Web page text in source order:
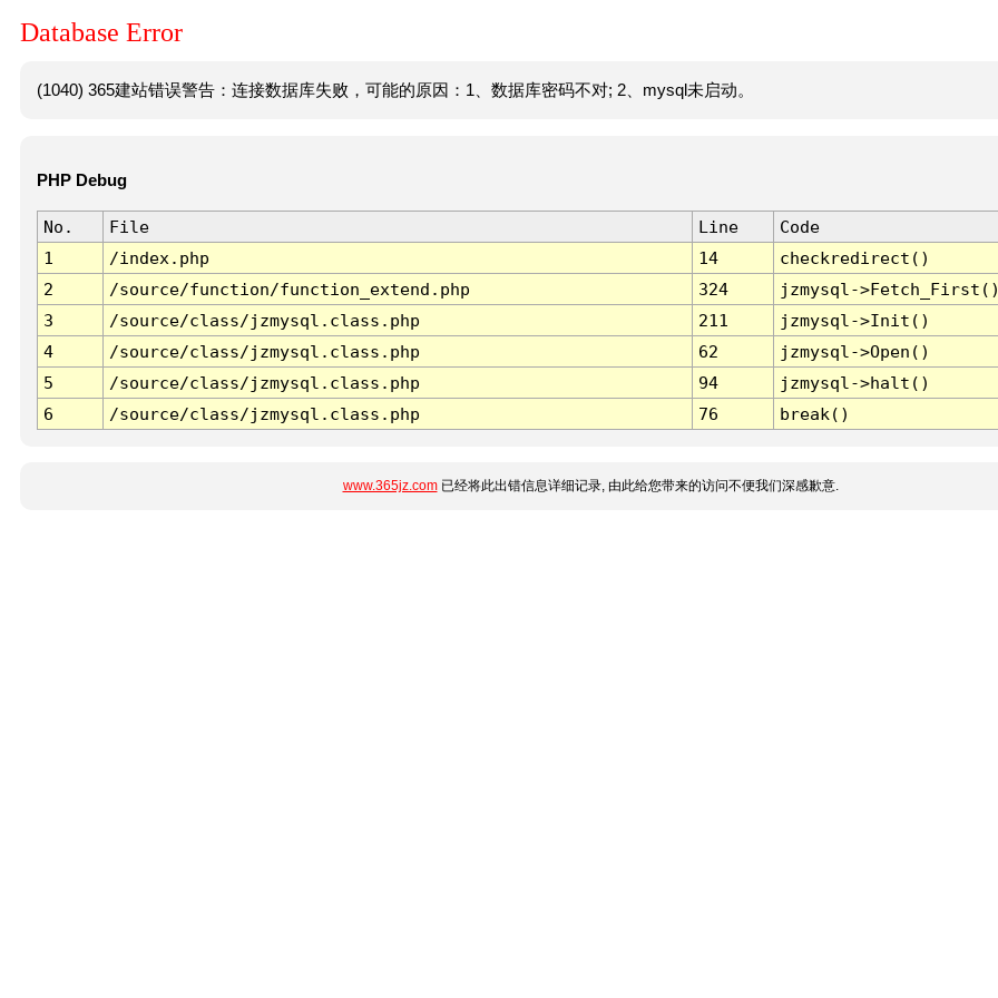
Database Error
(1040) 365建站错误警告：连接数据库失败，可能的原因：1、数据库密码不对; 2、mysql未启动。
PHP Debug
No. File Line
Code
1
/index.php 14
checkredirect()
2
/source/function/function_extend.php 324
jzmysql-
3
/source/class/jzmysql.class.php 211
jzmysql->Init()
4
/source/class/jzmysql.class.php 62
jzmysql->Open()
5
/source/class/jzmysql.class.php 94
jzmysql->halt()
6
/source/class/jzmysql.class.php 76 break()
www.365jz.com已经将此出错信息详细记录, 由此给您带来的访问不便我们深感歉意.